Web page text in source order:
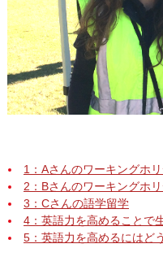
1：Aさんのワーキングホ
2：Bさんのワーキングホ
3：Cさんの語学留学
4：英語力を高めることで
5：英語力を高めるにはど